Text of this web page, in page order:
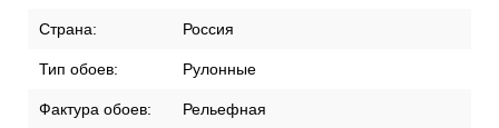
Страна: Россия
Тип обоев: Рулонные
Фактура обоев: Рельефная